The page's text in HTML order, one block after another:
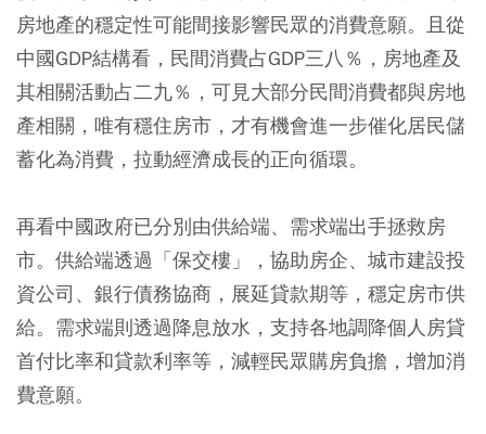
房地產的穩定性可能間接影響民眾的消費意願。且從
中國GDP結構看，民間消費占GDP三八％，房地產及
其相關活動占二九％，可見大部分民間消費都與房地
產相關，唯有穩住房市，才有機會進一步催化居民儲
蓄化為消費，拉動經濟成長的正向循環。
再看中國政府已分別由供給端、需求端出手拯救房
市。供給端透過「保交樓」，協助房企、城市建設投
資公司、銀行債務協商，展延貸款期等，穩定房市供
給。需求端則透過降息放水，支持各地調降個人房貸
首付比率和貸款利率等，減輕民眾購房負擔，增加消
費意願。